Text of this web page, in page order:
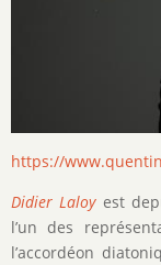
https://
Didier Laloy est
l’un des
l’accordéon